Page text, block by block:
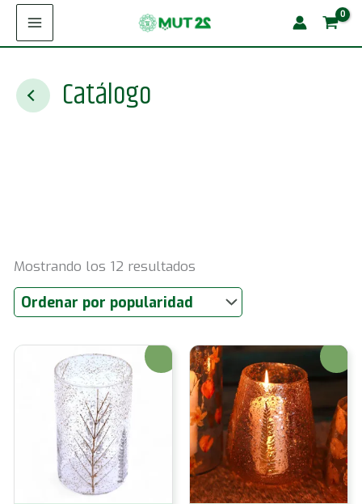
Catálogo
Mostrando los 12 resultados
popularidad
¡Oferta! ¡Oferta!